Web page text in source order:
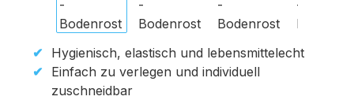
Hygienisch, elastisch und lebensmittelecht
Einfach zu verlegen und individuell
zuschneidbar